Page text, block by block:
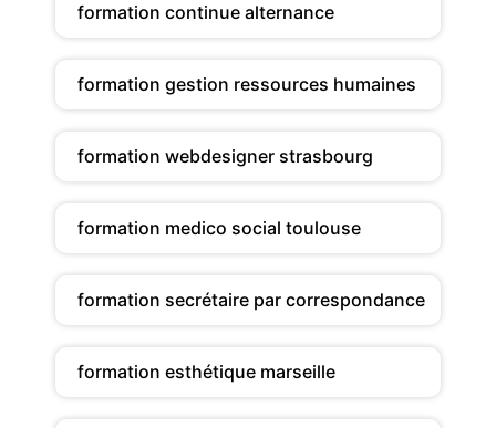
formation continue alternance
formation gestion ressources humaines
formation webdesigner strasbourg
formation medico social toulouse
formation secrétaire par correspondance
formation esthétique marseille